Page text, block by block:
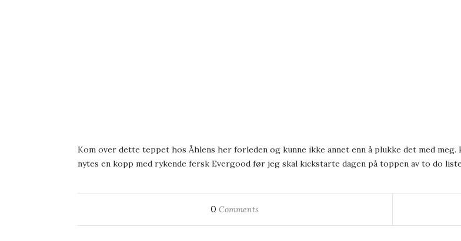
Kom over dette teppet hos Åhlens her forleden og kunne ikke annet enn å plukke det med
nytes en kopp med rykende fersk Evergood før jeg skal kickstarte dagen på toppen av to do
0 Comments